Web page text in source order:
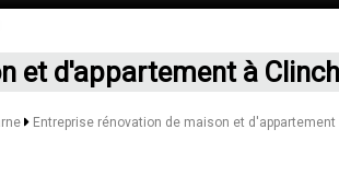
et d'appartement à
Entreprise rénovation de maison et d'appartement